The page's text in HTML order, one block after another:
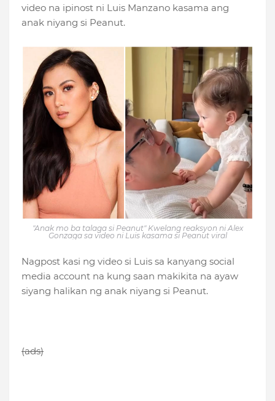
video na ipinost ni Luis Manzano kasama ang
anak niyang si Peanut.
"Anak mo ba talaga si Peanut" Kwelang reaksyon ni Alex
Gonzaga sa video ni Luis kasama si Peanut viral
Nagpost kasi ng video si Luis sa kanyang social
media account na kung saan makikita na ayaw
siyang halikan ng anak niyang si Peanut.
(ads)